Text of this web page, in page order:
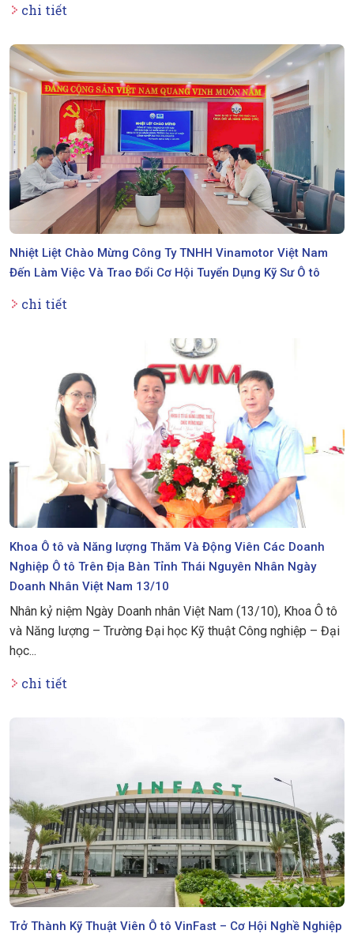
chi tiết
Nhiệt Liệt Chào Mừng Công Ty TNHH Vinamotor Việt Nam
Đến Làm Việc Và Trao Đổi Cơ Hội Tuyển Dụng Kỹ Sư Ô tô
chi tiết
Khoa Ô tô và Năng lượng Thăm Và Động Viên Các Doanh
Nghiệp Ô tô Trên Địa Bàn Tỉnh Thái Nguyên Nhân Ngày
Doanh Nhân Việt Nam 13/10
Nhân kỷ niệm Ngày Doanh nhân Việt Nam (13/10), Khoa Ô tô
và Năng lượng – Trường Đại học Kỹ thuật Công nghiệp – Đại
học...
chi tiết
Trở Thành Kỹ Thuật Viên Ô tô VinFast – Cơ Hội Nghề Nghiệp